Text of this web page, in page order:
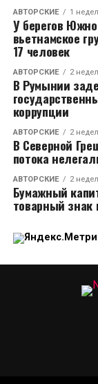
АВТОРСКИЕ 1
У берегов
вьетнамское
17 человек
АВТОРСКИЕ 2
В Румынии
коррупции
АВТОРСКИЕ 2
В Северной
потока
АВТОРСКИЕ 2
Бумажный
товарный